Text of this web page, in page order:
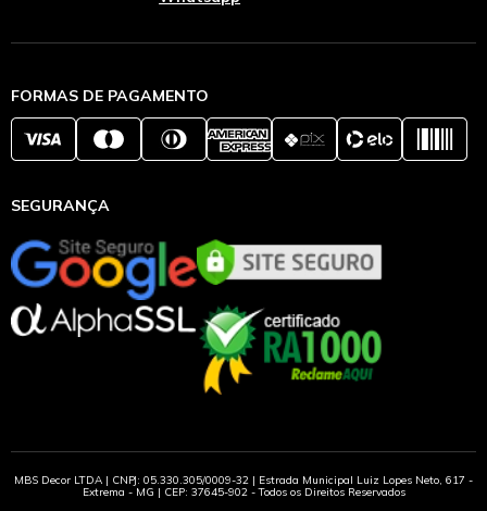
FORMAS DE PAGAMENTO
SEGURANÇA
MBS Decor LTDA | CNPJ: 05.330.305/0009-32 | Estrada Municipal Luiz Lopes Neto, 617 -
Extrema - MG | CEP: 37645-902 - Todos os Direitos Reservados